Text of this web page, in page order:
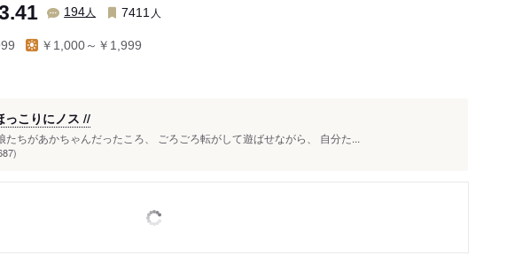
194人 7411 人
￥1,000～￥1,999
っこりにノス //
たちがあかちゃんだったころ、 ごろごろ転がして遊ばせながら、 自分た...